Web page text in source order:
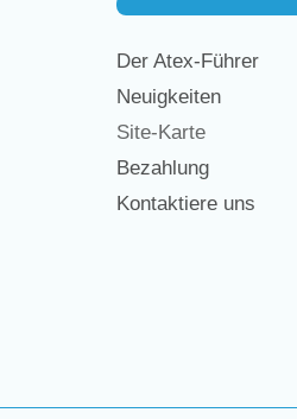
Der Atex-Führer
Neuigkeiten
Site-Karte
Bezahlung
Kontaktiere uns